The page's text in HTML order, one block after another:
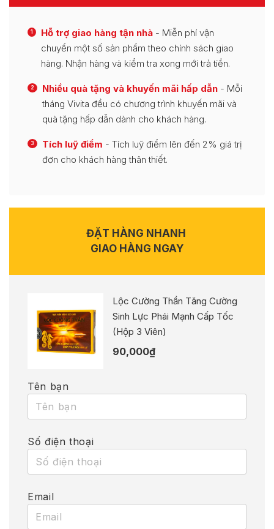
1 Hỗ trợ giao hàng tận nhà - Miễn phí vận
chuyển một số sản phẩm theo chính sách giao
hàng. Nhận hàng và kiểm tra xong mới trả tiền.
2 Nhiều quà tặng và khuyến mãi hấp dẫn - Mỗi
tháng Vivita đều có chương trình khuyến mãi và
quà tặng hấp dẫn dành cho khách hàng.
3 Tích luỹ điểm - Tích luỹ điểm lên đến 2% giá trị
đơn cho khách hàng thân thiết.
ĐẶT HÀNG NHANH
GIAO HÀNG NGAY
Lộc Cường Thần Tăng Cường
Sinh Lực Phái Mạnh Cấp Tốc
(Hộp 3 Viên)
90,000₫
Tên bạn
Số điện thoại
Email